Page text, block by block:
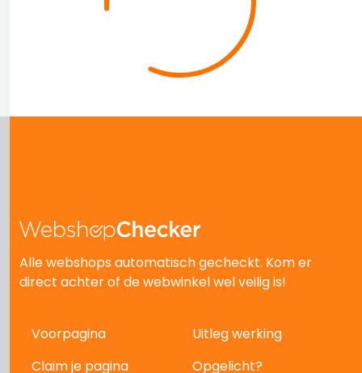
Alle webshops automatisch gecheckt. Kom er
direct achter of de webwinkel wel veilig is!
Voorpagina
Uitleg werking
Claim je pagina
Opgelicht?